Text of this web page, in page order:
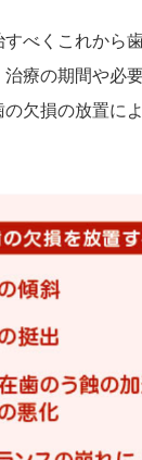
べくこれから
療の期間や必
欠損の放置に